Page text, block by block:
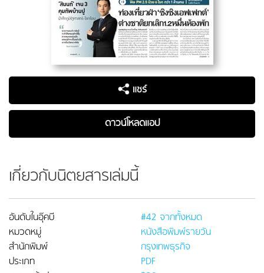
แชร์
ดาวน์โหลดแอป
เกี่ยวกับนิตยสารเล่มนี้
อันดับในอุ๊คบี
#42 จากทั้งหมด
หมวดหมู่
หนังสือพิมพ์รายวัน
สำนักพิมพ์
กรุงเทพธุรกิจ
ประเภท
PDF